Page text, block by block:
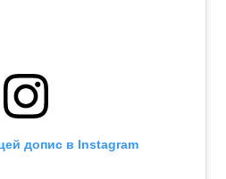
допис в Instagram